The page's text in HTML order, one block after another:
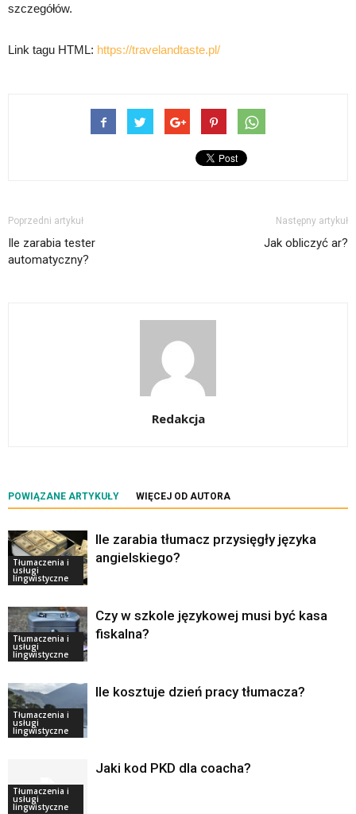
szczegółów.
Link tagu HTML: https://travelandtaste.pl/
Poprzedni artykuł
Ile zarabia tester
automatyczny?
Następny artykuł
Jak obliczyć ar?
Redakcja
POWIĄZANE ARTYKUŁY WIĘCEJ OD AUTORA
Tłumaczenia i
usługi
lingwistyczne
Ile zarabia tłumacz przysięgły języka
angielskiego?
Tłumaczenia i
usługi
lingwistyczne
Czy w szkole językowej musi być kasa
fiskalna?
Tłumaczenia i
usługi
lingwistyczne
Ile kosztuje dzień pracy tłumacza?
Tłumaczenia i
usługi
lingwistyczne
Jaki kod PKD dla coacha?